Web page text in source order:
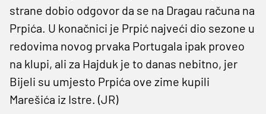
strane dobio odgovor da se na Dragau računa na
Prpića. U konačnici je Prpić najveći dio sezone u
redovima novog prvaka Portugala ipak proveo
na klupi, ali za Hajduk je to danas nebitno, jer
Bijeli su umjesto Prpića ove zime kupili
Marešića iz Istre. (JR)